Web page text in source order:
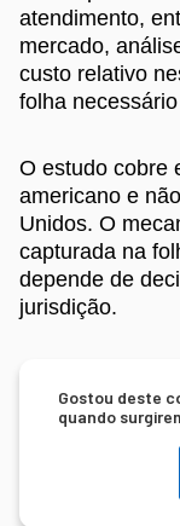
atendimento,
mercado,
custo relativo
folha
O estudo cobre
americano e
Unidos. O
capturada na
depende de
jurisdição.
Gostou deste
quando